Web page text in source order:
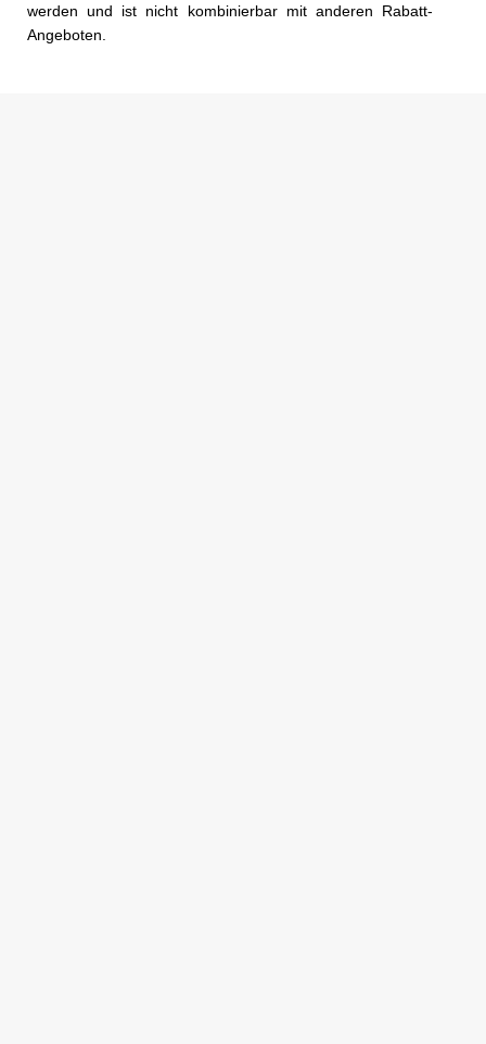
werden und ist nicht kombinierbar mit anderen Rabatt-
Angeboten.